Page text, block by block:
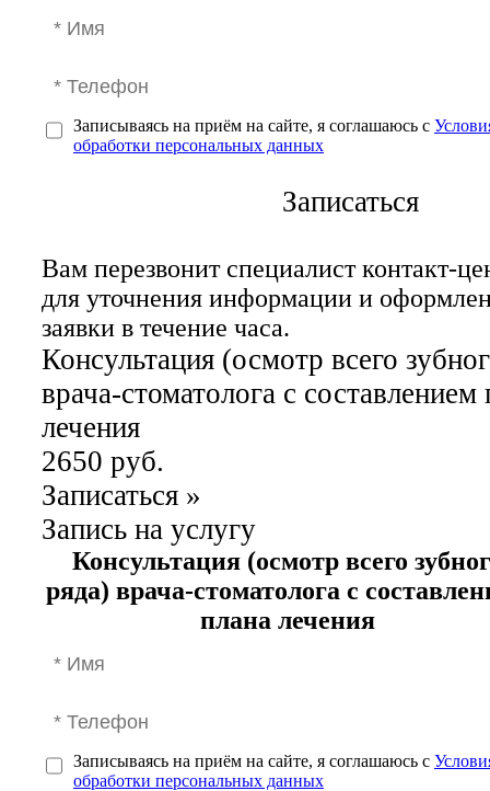
Записываясь на приём на сайте, я соглашаюсь с
обработки персональных данных
Записаться
Вам перезвонит специалист контакт-
для уточнения информации и
заявки в течение часа.
Консультация (осмотр всего
врача-стоматолога с составлением
лечения
2650 руб.
Записаться »
Запись на услугу
Консультация (осмотр всего
ряда) врача-стоматолога с
плана лечения
Записываясь на приём на сайте, я соглашаюсь с
обработки персональных данных